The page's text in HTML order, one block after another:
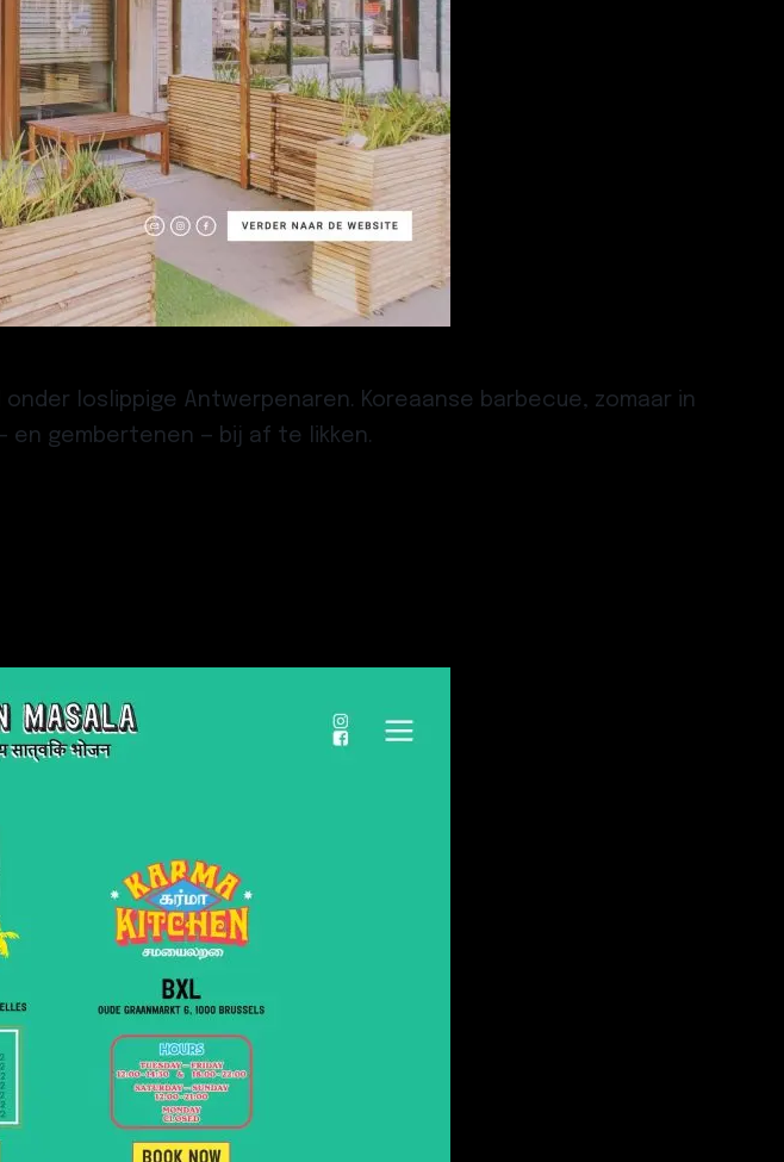
loslippige Antwerpenaren. Koreaanse barbecue, zomaar in
en gembertenen — bij af te likken.